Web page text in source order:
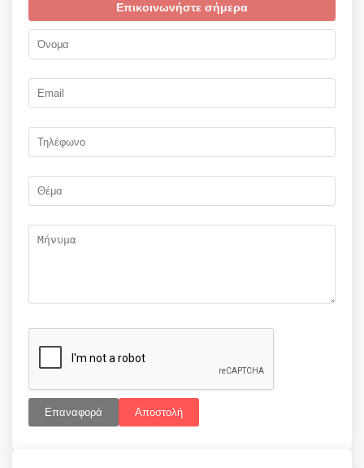
Επικοινωνήστε σήμερα
Επαναφορά Αποστολή